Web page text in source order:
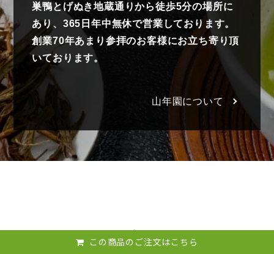
巣鴨とげぬき地蔵通りから徒歩5分の場所に
あり、365日年中無休で営業しております。
創業70年あまり参拝のお客様にお立ち寄り頂
いております。
山年園について
ジャンル別ランキング
この商品のご注文はこちら